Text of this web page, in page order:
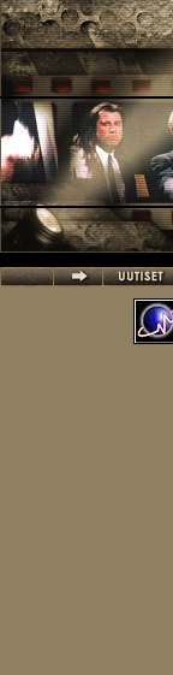
Hyppää pääsisältöön